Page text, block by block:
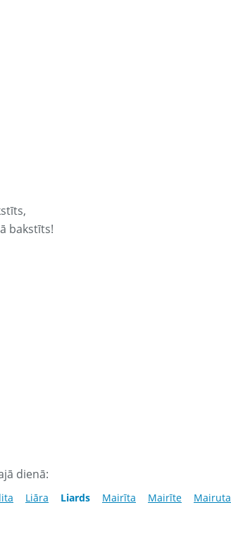
bakstīts!
dienā:
Liāra Liards Mairīta Mairīte Mairuta